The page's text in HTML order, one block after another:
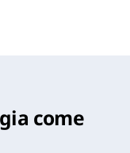
come